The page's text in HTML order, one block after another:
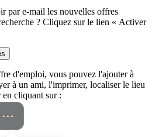
par e-mail les nouvelles offres
? Cliquez sur le lien « Activer
d'emploi, vous pouvez l'ajouter à
à un ami, l'imprimer, localiser le lieu
cliquant sur :